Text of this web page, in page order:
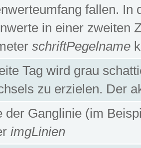
fallen. In
in einer zweiten
schriftPegelname
Tag wird grau
zu erzielen. Der
der Ganglinie (im
imgLinien